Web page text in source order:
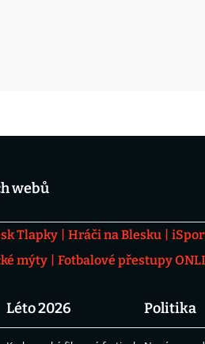
webů
Tlapky Hráči na Blesku
mýty
Fotbalové přestupy
Léto 2026 Politika